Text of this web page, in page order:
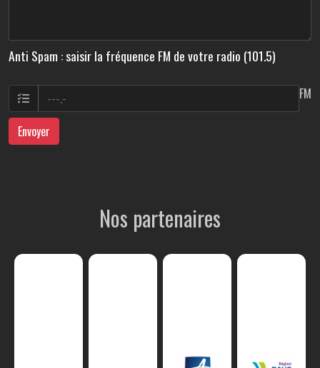
Anti Spam : saisir la fréquence FM de votre radio (101.5)
FM
Envoyer
Nos partenaires